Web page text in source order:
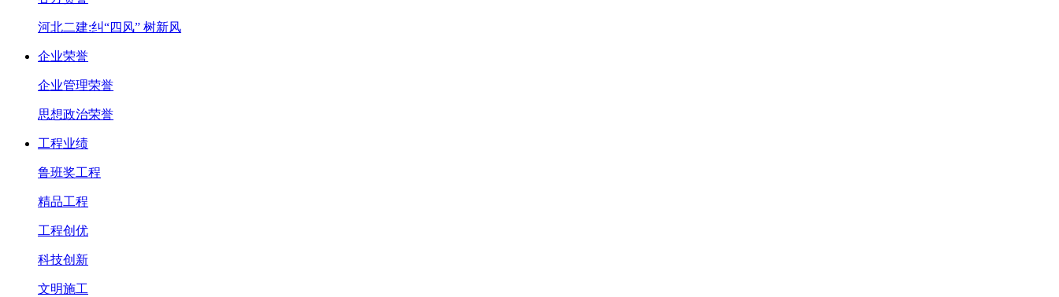
河北二建:纠“四风” 树新风
企业荣誉
企业管理荣誉
思想政治荣誉
工程业绩
鲁班奖工程
精品工程
工程创优
科技创新
文明施工